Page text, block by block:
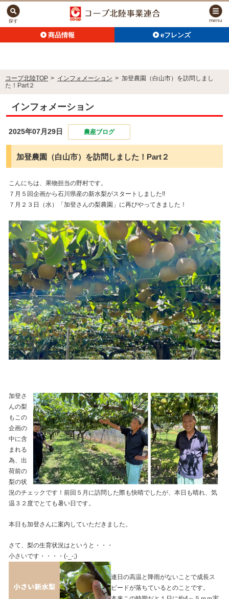
商品情報 eフレンズ
探す menu
コープ北陸TOP > インフォメーション > 加登農園（白山市）を訪問しまし
た！Part２
インフォメーション
2025年07月29日 農産ブログ
加登農園（白山市）を訪問しました！Part２
こんにちは、果物担当の野村です。
７月５回企画から石川県産の新水梨がスタートしました!!
７月２３日（水）「加登さんの梨農園」に再びやってきました！
加登さ
んの梨
もこの
企画の
中に含
まれる
為、出
荷前の
梨の状
況のチェックです！前回５月に訪問した際も快晴でしたが、本日も晴れ、気
温３２度でとても暑い日です。
本日も加登さんに案内していただきました。
さて、梨の生育状況はというと・・・
小さいです・・・・(-_-;)
連日の高温と降雨がないことで成長ス
ピードが落ちているとのことです。